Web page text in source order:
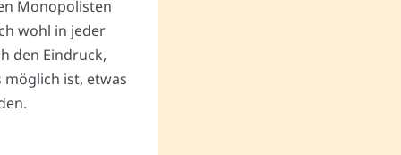
Monopolisten
wohl in jeder
den Eindruck,
möglich ist, etwas